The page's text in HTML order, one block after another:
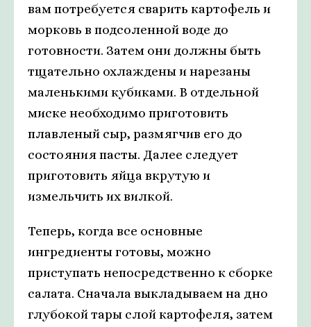
вам потребуется сварить картофель и
морковь в подсоленной воде до
готовности. Затем они должны быть
тщательно охлаждены и нарезаны
маленькими кубиками. В отдельной
миске необходимо приготовить
плавленый сыр, размягчив его до
состояния пасты. Далее следует
приготовить яйца вкрутую и
измельчить их вилкой.
Теперь, когда все основные
ингредиенты готовы, можно
приступать непосредственно к сборке
салата. Сначала выкладываем на дно
глубокой тары слой картофеля, затем